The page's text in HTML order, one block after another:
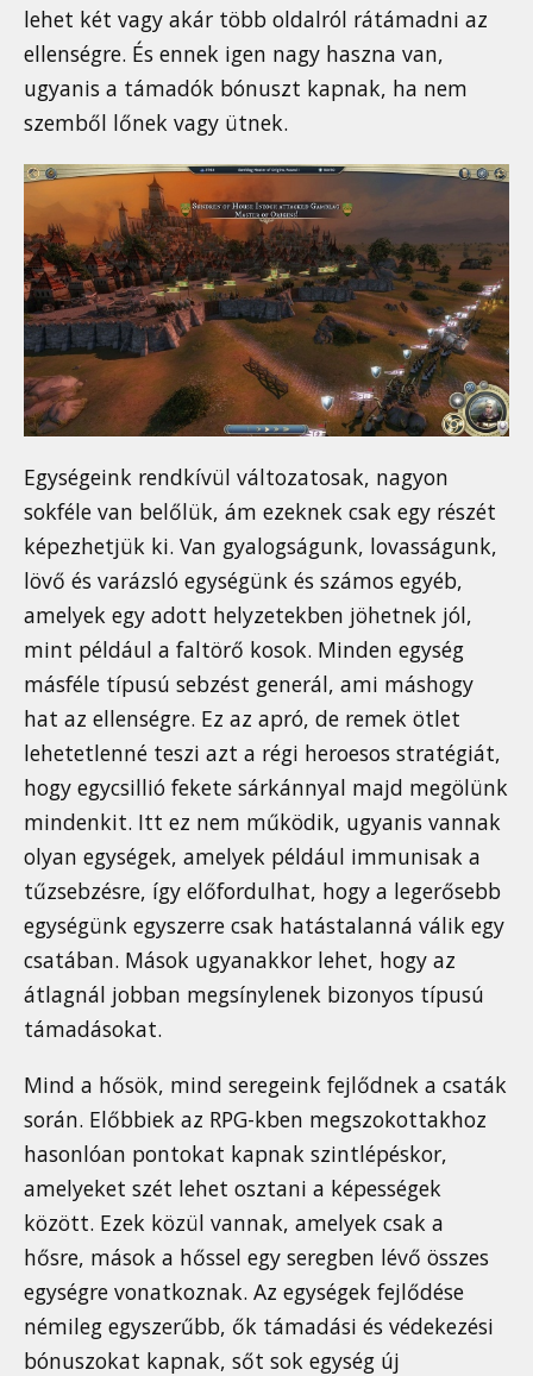
lehet két vagy akár több oldalról rátámadni az
ellenségre. És ennek igen nagy haszna van,
ugyanis a támadók bónuszt kapnak, ha nem
szemből lőnek vagy ütnek.
Egységeink rendkívül változatosak, nagyon
sokféle van belőlük, ám ezeknek csak egy részét
képezhetjük ki. Van gyalogságunk, lovasságunk,
lövő és varázsló egységünk és számos egyéb,
amelyek egy adott helyzetekben jöhetnek jól,
mint például a faltörő kosok. Minden egység
másféle típusú sebzést generál, ami máshogy
hat az ellenségre. Ez az apró, de remek ötlet
lehetetlenné teszi azt a régi heroesos stratégiát,
hogy egycsillió fekete sárkánnyal majd megölünk
mindenkit. Itt ez nem működik, ugyanis vannak
olyan egységek, amelyek például immunisak a
tűzsebzésre, így előfordulhat, hogy a legerősebb
egységünk egyszerre csak hatástalanná válik egy
csatában. Mások ugyanakkor lehet, hogy az
átlagnál jobban megsínylenek bizonyos típusú
támadásokat.
Mind a hősök, mind seregeink fejlődnek a csaták
során. Előbbiek az RPG-kben megszokottakhoz
hasonlóan pontokat kapnak szintlépéskor,
amelyeket szét lehet osztani a képességek
között. Ezek közül vannak, amelyek csak a
hősre, mások a hőssel egy seregben lévő összes
egységre vonatkoznak. Az egységek fejlődése
némileg egyszerűbb, ők támadási és védekezési
bónuszokat kapnak, sőt sok egység új